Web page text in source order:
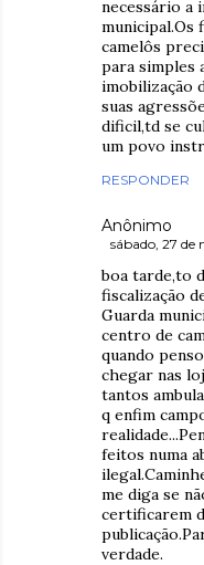
necessário a
municipal.Os
camelôs
para simples
imobilização
suas
dificil,td se
um povo
RESPONDER
Anônimo
sábado, 27 de
boa tarde,to
fiscalização
Guarda
centro de
quando
chegar nas
tantos
q enfim
feitos numa
me diga se
certificarem
verdade.